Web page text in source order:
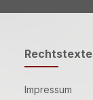
Rechtstexte
Impressum